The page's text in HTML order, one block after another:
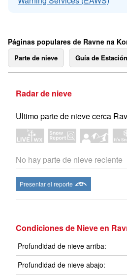
Páginas populares de Ravne na
Parte de nieve Guía de Estación
Radar de nieve
Ultimo parte de nieve cerca
No hay parte de nieve reciente
Presentar el reporte
Condiciones de Nieve en
Profundidad de nieve arriba:
Profundidad de nieve abajo: